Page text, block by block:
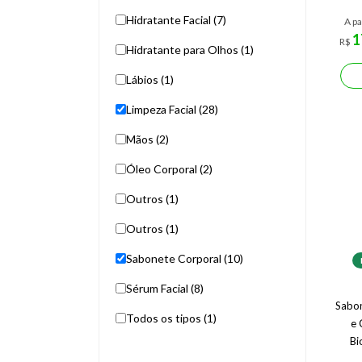
Hidratante Facial (7)
Hidratante para Olhos (1)
Lábios (1)
Limpeza Facial (28)
Mãos (2)
Óleo Corporal (2)
Outros (1)
Outros (1)
Sabonete Corporal (10)
Sérum Facial (8)
Todos os tipos (1)
A
R$
e